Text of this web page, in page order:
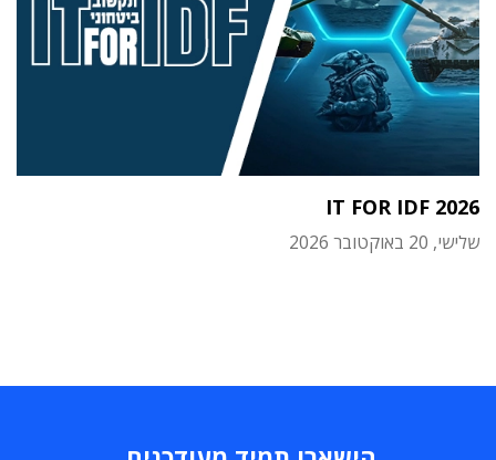
IT FOR IDF 2026
שלישי, 20 באוקטובר 2026